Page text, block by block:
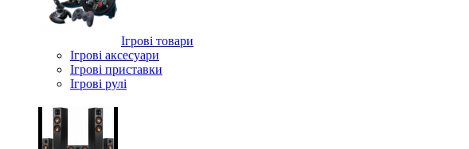
Ігрові товари
Ігрові аксесуари
Ігрові приставки
Ігрові рулі